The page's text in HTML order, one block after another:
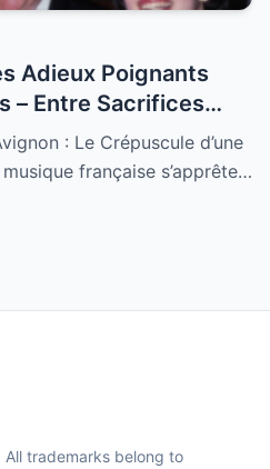
Adieux Poignants
– Entre Sacrifices
Royal: Le Crépuscule d’une
française s’apprête…
trademarks belong to